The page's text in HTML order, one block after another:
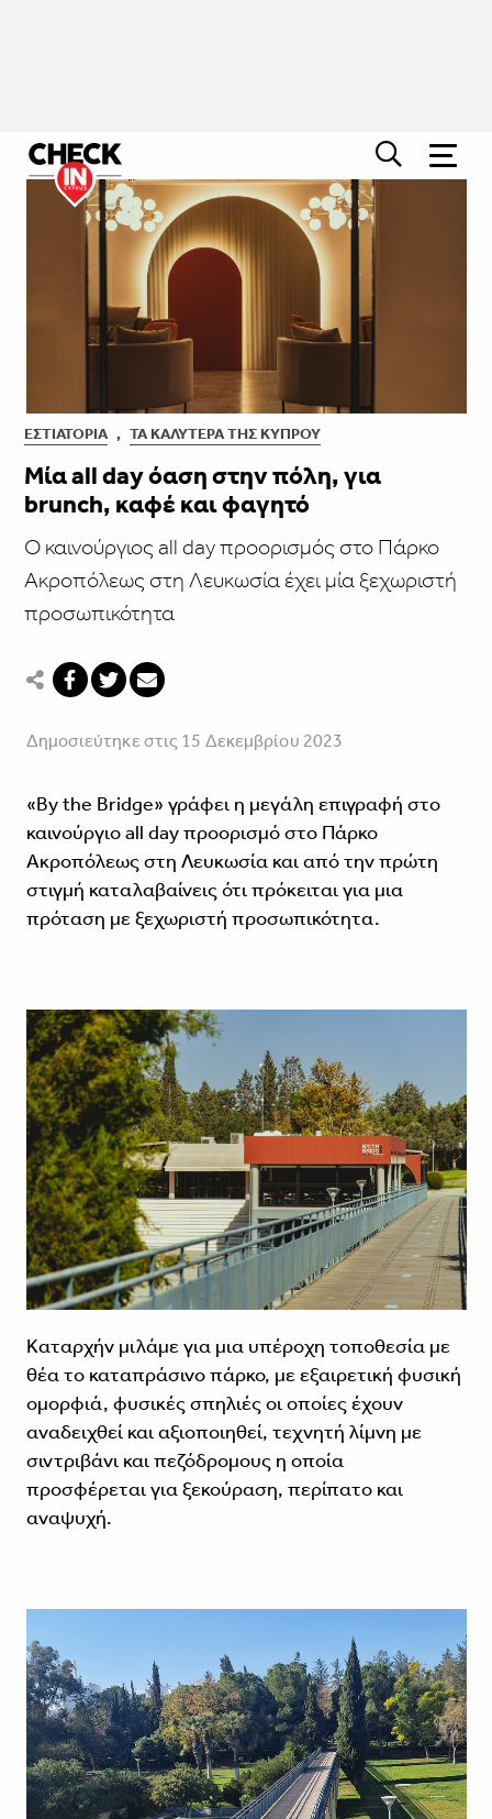
ΕΣΤΙΑΤΌΡΙΑ , ΤΑ ΚΑΛΎΤΕΡΑ ΤΗΣ ΚΎΠΡΟΥ
Μία all day όαση στην πόλη, για
brunch, καφέ και φαγητό
Ο καινούργιος all day προορισμός στο Πάρκο
Ακροπόλεως στη Λευκωσία έχει μία ξεχωριστή
προσωπικότητα
Δημοσιεύτηκε στις 15 Δεκεμβρίου 2023
«By the Bridge» γράφει η μεγάλη επιγραφή στο
καινούργιο all day προορισμό στο Πάρκο
Ακροπόλεως στη Λευκωσία και από την πρώτη
στιγμή καταλαβαίνεις ότι πρόκειται για μια
πρόταση με ξεχωριστή προσωπικότητα.
Καταρχήν μιλάμε για μια υπέροχη τοποθεσία με
θέα το καταπράσινο πάρκο, με εξαιρετική φυσική
ομορφιά, φυσικές σπηλιές οι οποίες έχουν
αναδειχθεί και αξιοποιηθεί, τεχνητή λίμνη με
σιντριβάνι και πεζόδρομους η οποία
προσφέρεται για ξεκούραση, περίπατο και
αναψυχή.